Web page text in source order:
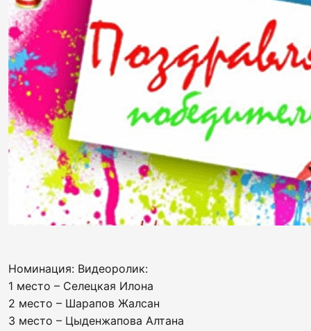
Номинация: Видеоролик:
1 место – Селецкая Илона
2 место – Шарапов Жалсан
3 место – Цыденжапова Алтана